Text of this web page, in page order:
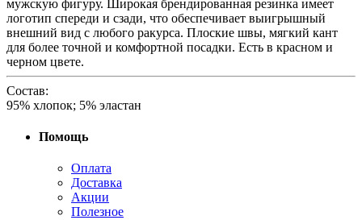
мужскую фигуру. Широкая брендированная резинка имеет
логотип спереди и сзади, что обеспечивает выигрышный
внешний вид с любого ракурса. Плоские швы, мягкий кант
для более точной и комфортной посадки. Есть в красном и
черном цвете.
Состав:
95% хлопок; 5% эластан
Помощь
Оплата
Доставка
Акции
Полезное